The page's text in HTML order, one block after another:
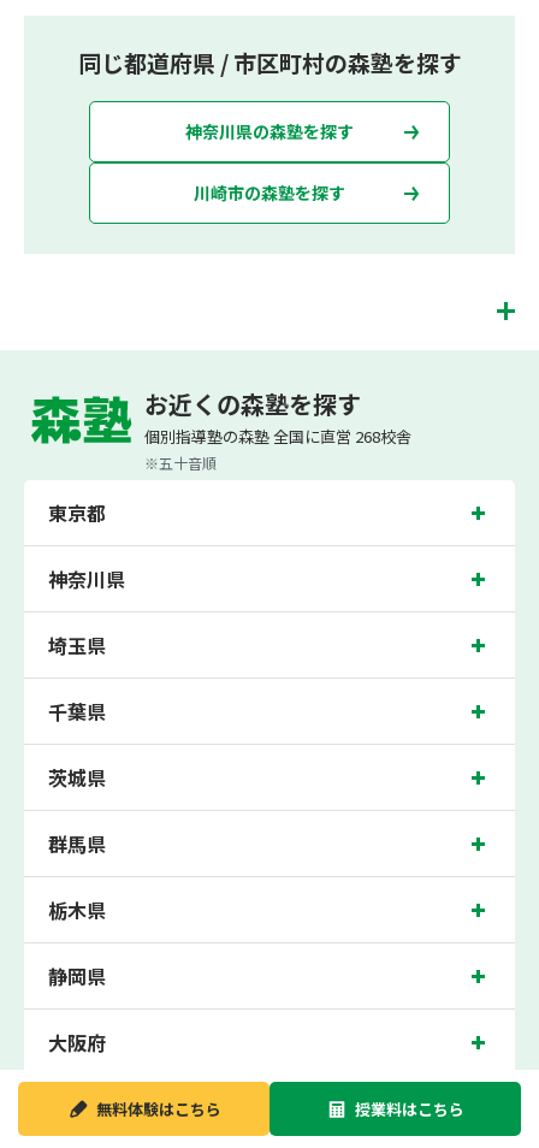
同じ都道府県 / 市区町村の森塾を探す
神奈川県の森塾を探す
川崎市の森塾を探す
（算数・英語・国語）[個別]とDOJO[集団]、中学生は5科目（数学・英語・国語・
理科・社会）、高校生は7科目（数学・英語・国語[古典・現代文]・理科[物理・化
学・生物・地学]・地理歴史・公民・小論文）を提供しています。
また、個別指導塾「森塾」では「成績保証制度」を提供しており、高校生の入塾後
満でご入塾の場合、受講科目が1科目で+20点以上。60点以上でご入塾の場合、そ
上がらなければ、3学期目の対象科目授業料を全額免除し、1学期間無料で指導させ
ていただきます。＊定期テストの一科目あたりの満点数が100点でない地域では、
100点満点に換算した場合の上記 記載点数相当の内容を保証させていただきます。
の各小学校や、高津中学校、東高津中学校、西高津中学校、橘中学校、宮崎中学
テストなどのテスト対策や高校受験・大学受験に向けた受験指導などを実施。
溝の口近くの塾・個別指導塾。神奈川県川崎市の小学生・中学生・高校生の成績ア
ップの塾・個別指導塾なら「森塾 溝の口校」へ。
溝の口校の住所は神奈川県川崎市。周辺にはドンキホーテやみずほ銀行などがござ
域の評判を呼び、溝の口駅はもちろん、近隣の高津駅や武蔵新城駅からもお通いい
ただいております。無料体験受付中です！
お近くの森塾を探す
個別指導塾の森塾 全国に直営 268校舎
※五十音順
東京都
神奈川県
埼玉県
千葉県
茨城県
群馬県
栃木県
静岡県
大阪府
新潟県無料体験はこちら 授業料はこちら